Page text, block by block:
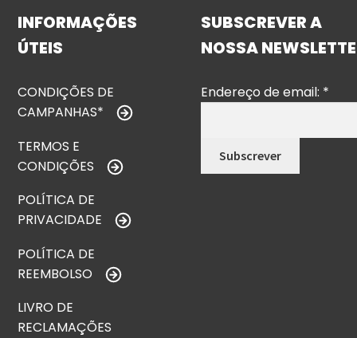
INFORMAÇÕES
ÚTEIS
CONDIÇÕES DE
CAMPANHAS*
TERMOS E
CONDIÇÕES
POLÍTICA DE
PRIVACIDADE
POLÍTICA DE
REEMBOLSO
LIVRO DE
RECLAMAÇÕES
SUBSCREVER A
NOSSA
Endereço de email: *